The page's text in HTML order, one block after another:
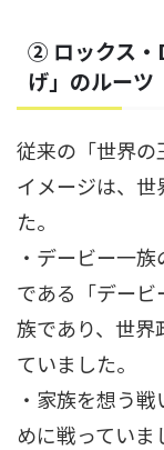
② ロックス・
げ」のルーツ
従来の「世界の
イメージは、世
た。
・デービー一
である「デー
族であり、世
ていました。
・家族を想う
めに戦ってい